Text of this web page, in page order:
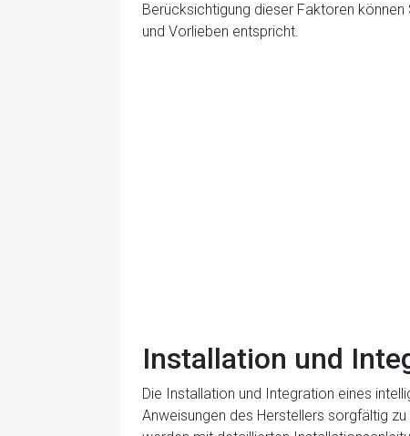
Berücksichtigung dieser Faktoren
und Vorlieben entspricht.
Installation und
Die Installation und Integration eines
Anweisungen des Herstellers sorgfältig